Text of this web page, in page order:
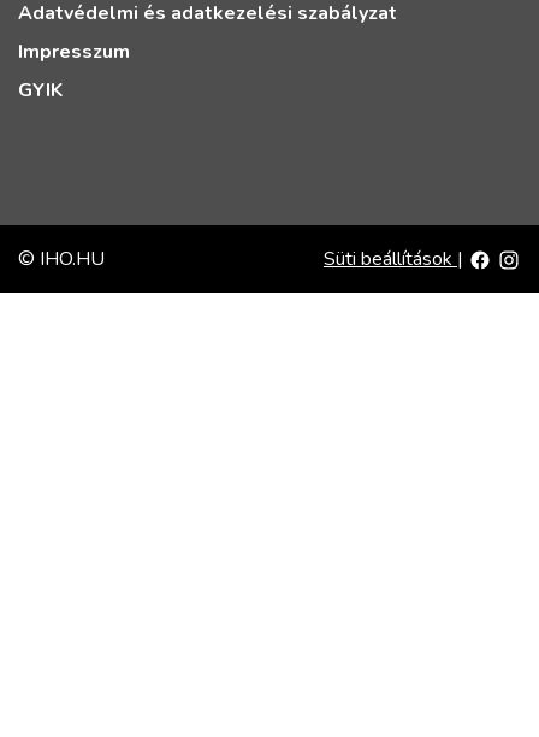
Adatvédelmi és adatkezelési szabályzat
Impresszum
GYIK
© IHO.HU Süti beállítások |